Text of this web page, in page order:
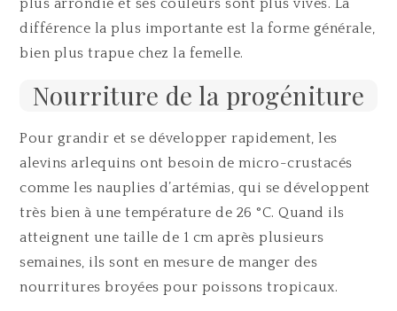
plus arrondie et ses couleurs sont plus vives. La
différence la plus importante est la forme générale,
bien plus trapue chez la femelle.
Nourriture de la progéniture
Pour grandir et se développer rapidement, les
alevins arlequins ont besoin de micro-crustacés
comme les nauplies d’artémias, qui se développent
très bien à une température de 26 °C. Quand ils
atteignent une taille de 1 cm après plusieurs
semaines, ils sont en mesure de manger des
nourritures broyées pour poissons tropicaux.